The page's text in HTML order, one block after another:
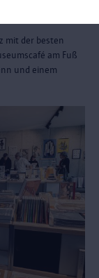
mit der besten
am Fuß
und einem